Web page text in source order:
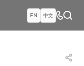
EN 中文